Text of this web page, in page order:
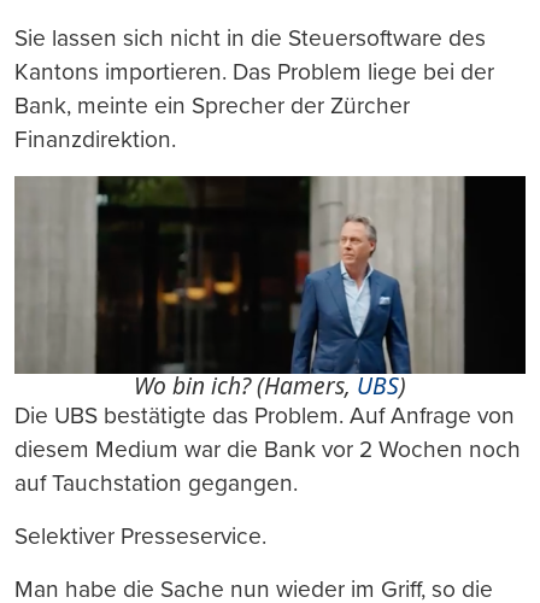
Sie lassen sich nicht in die Steuersoftware des
Kantons importieren. Das Problem liege bei der
Bank, meinte ein Sprecher der Zürcher
Finanzdirektion.
Wo bin ich? (Hamers,UBS)
Die UBS bestätigte das Problem. Auf Anfrage von
diesem Medium war die Bank vor 2 Wochen noch
auf Tauchstation gegangen.
Selektiver Presseservice.
Man habe die Sache nun wieder im Griff, so die